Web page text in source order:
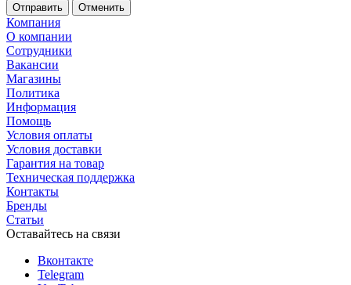
Отменить
Компания
О компании
Сотрудники
Вакансии
Магазины
Политика
Информация
Помощь
Условия оплаты
Условия доставки
Гарантия на товар
Техническая поддержка
Контакты
Бренды
Статьи
Оставайтесь на связи
Вконтакте
Telegram